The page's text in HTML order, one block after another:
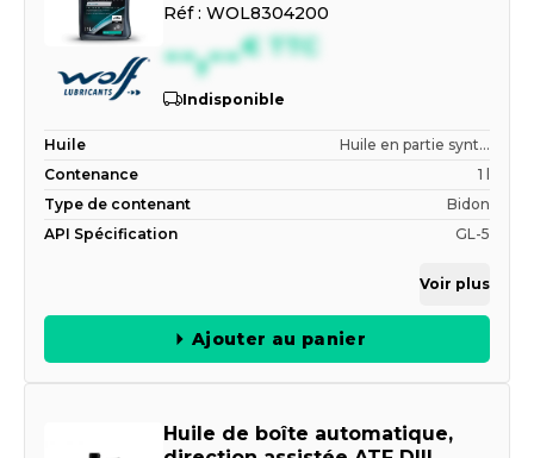
Réf : WOL8304200
--,--€ TTC
Indisponible
Huile
Huile en partie synt...
Contenance
1 l
Type de contenant
Bidon
API Spécification
GL-5
Voir plus
Ajouter au panier
Huile de boîte automatique,